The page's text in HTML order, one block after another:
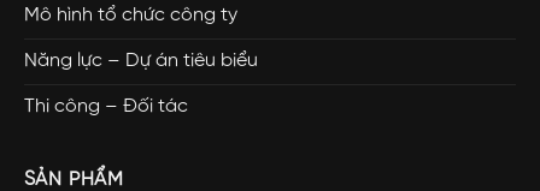
Mô hình tổ chức công ty
Năng lực – Dự án tiêu biểu
Thi công – Đối tác
SẢN PHẨM